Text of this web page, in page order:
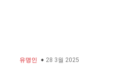
유명인 28 3월 2025